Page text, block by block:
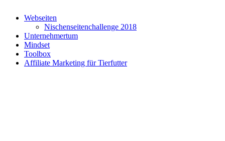
Webseiten
Nischenseitenchallenge 2018
Unternehmertum
Mindset
Toolbox
Affiliate Marketing für Tierfutter